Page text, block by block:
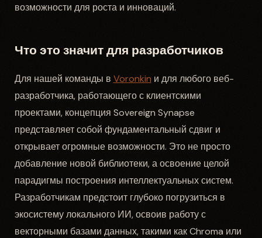
возможности для роста и инноваций.
Что это значит для разработчиков
Для нашей команды в Voronkin и для любого веб-
разработчика, работающего с клиентскими
проектами, концепция Sovereign Synapse
представляет собой фундаментальный сдвиг и
открывает огромные возможности. Это не просто
добавление новой библиотеки, а освоение целой
парадигмы построения интеллектуальных систем.
Разработчикам предстоит глубоко погрузиться в
экосистему локального ИИ, освоив работу с
векторными базами данных, такими как Chroma или